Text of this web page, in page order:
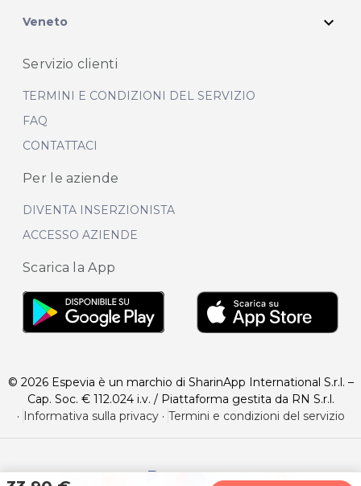
Veneto expand_more
Servizio clienti
TERMINI E CONDIZIONI DEL SERVIZIO
FAQ
CONTATTACI
Per le aziende
DIVENTA INSERZIONISTA
ACCESSO AZIENDE
Scarica la App
© 2026 Espevia è un marchio di SharinApp International S.r.l. –
Cap. Soc. € 112.024 i.v. / Piattaforma gestita da RN S.r.l.
· Informativa sulla privacy· Termini e condizioni del servizio